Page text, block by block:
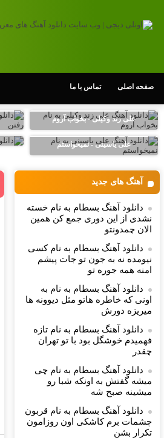
صفحه اصلی تماس با ما
علی زند وکیلی - بخواب آروم
علی یاسینی - نمیخواستم
آهنگ های جدید
دانلود آهنگ بسطام به نام خسته
نشدی از این دوری جمع کن همین
الان چمدونتو
دانلود آهنگ بسطام به نام کسی
نیومده نه به جون تو جات پیشم
امنه همه جوره تو
دانلود آهنگ بسطام به نام به
اونی که خاطره هاتو مثل دیوونه ها
میریزه دورش
دانلود آهنگ بسطام به نام تازه
فهمیدم خوشگل بود با تو تهران
چقدر
دانلود آهنگ بسطام به نام چی
میشه گفتش به اونکه شبا رو
میشینه صبح شه
دانلود آهنگ بسطام به نام قربون
چشمات برم کاشکی اون روزامون
تکرار بشن